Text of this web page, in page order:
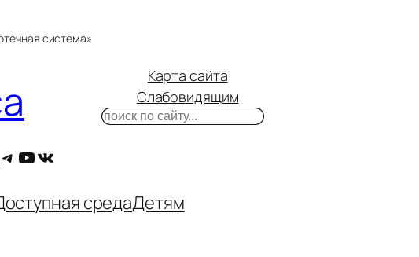
система»
Telegram
YouTube
ВКонтакте
Карта сайта
Слабовидящим
Поиск
средаДетям